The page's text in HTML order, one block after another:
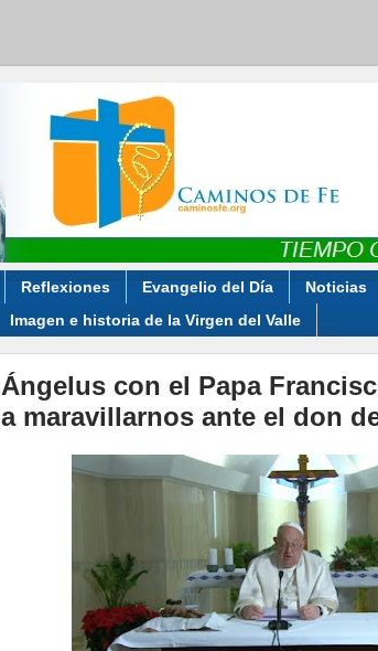
Reflexiones Evangelio del Día Noticias
Imagen e historia de la Virgen del Valle
Ángelus con el Papa
a maravillarnos ante el don